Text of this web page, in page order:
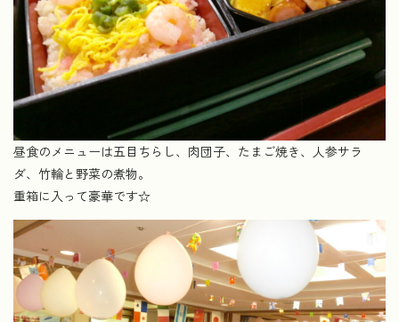
昼食のメニューは五目ちらし、肉団子、たまご焼き、人参サラ
ダ、竹輪と野菜の煮物。
重箱に入って豪華です☆